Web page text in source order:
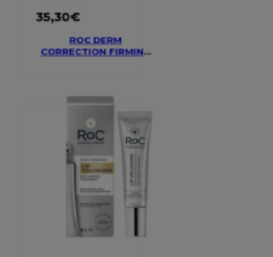
35,30€
ROC DERM
CORRECTION FIRMING